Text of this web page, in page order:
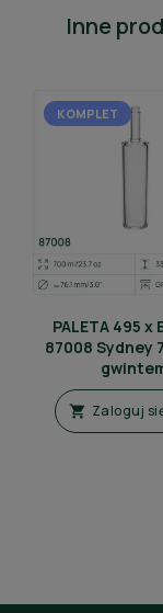
Inne
KOMPLET
PALETA 495 x
87008 Sydney
 Zaloguj